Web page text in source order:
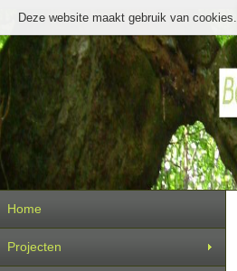
Home
Projecten
Deze website maakt gebruik van cookies.